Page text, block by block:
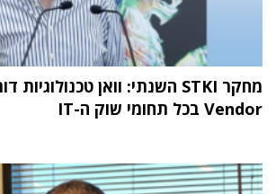
Vendor בכל תחומי שוק ה-IT